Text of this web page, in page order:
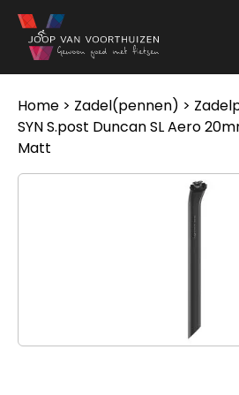
Ga naar de inhoud
Home > Zadel(pennen) >
SYN S.post Duncan SL Aero
Matt